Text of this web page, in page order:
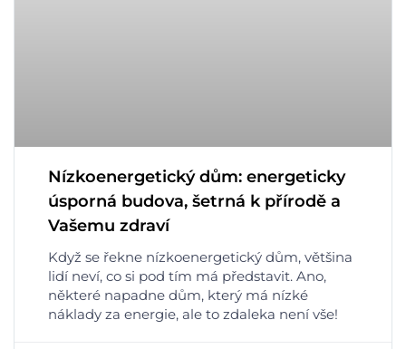
Nízkoenergetický dům: energeticky
úsporná budova, šetrná k přírodě a
Vašemu zdraví
Když se řekne nízkoenergetický dům, většina
lidí neví, co si pod tím má představit. Ano,
některé napadne dům, který má nízké
náklady za energie, ale to zdaleka není vše!